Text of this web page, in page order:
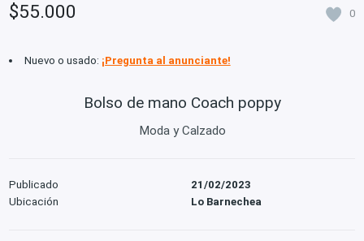
$55.000 0
Nuevo o usado: ¡Pregunta al anunciante!
Bolso de mano Coach poppy
Moda y Calzado
Publicado
21/02/2023
Ubicación
Lo Barnechea